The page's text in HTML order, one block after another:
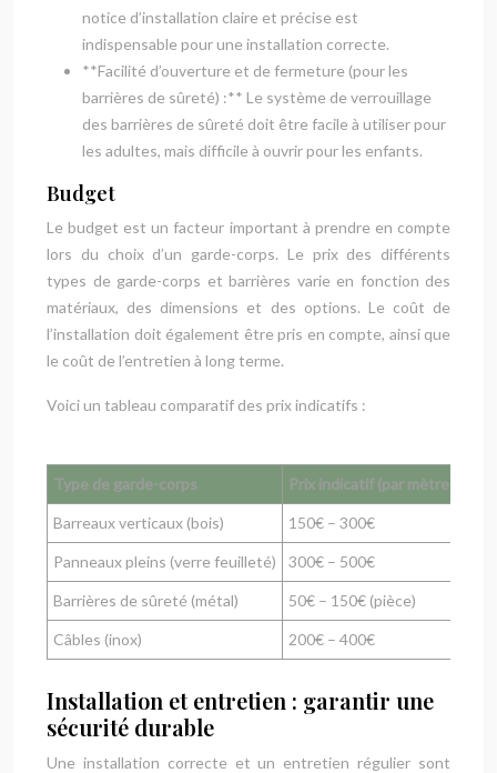
notice d’installation claire et précise est
indispensable pour une installation correcte.
**Facilité d’ouverture et de fermeture (pour les
barrières de sûreté) :** Le système de verrouillage
des barrières de sûreté doit être facile à utiliser pour
les adultes, mais difficile à ouvrir pour les enfants.
Budget
Le budget est un facteur important à prendre en compte
lors du choix d’un garde-corps. Le prix des différents
types de garde-corps et barrières varie en fonction des
matériaux, des dimensions et des options. Le coût de
l’installation doit également être pris en compte, ainsi que
le coût de l’entretien à long terme.
Voici un tableau comparatif des prix indicatifs :
Type de garde-corps Prix indicatif (par mètre
Barreaux verticaux (bois) 150€ – 300€
Panneaux pleins (verre feuilleté) 300€ – 500€
Barrières de sûreté (métal) 50€ – 150€ (pièce)
Câbles (inox) 200€ – 400€
Installation et entretien : garantir une
sécurité durable
Une installation correcte et un entretien régulier sont